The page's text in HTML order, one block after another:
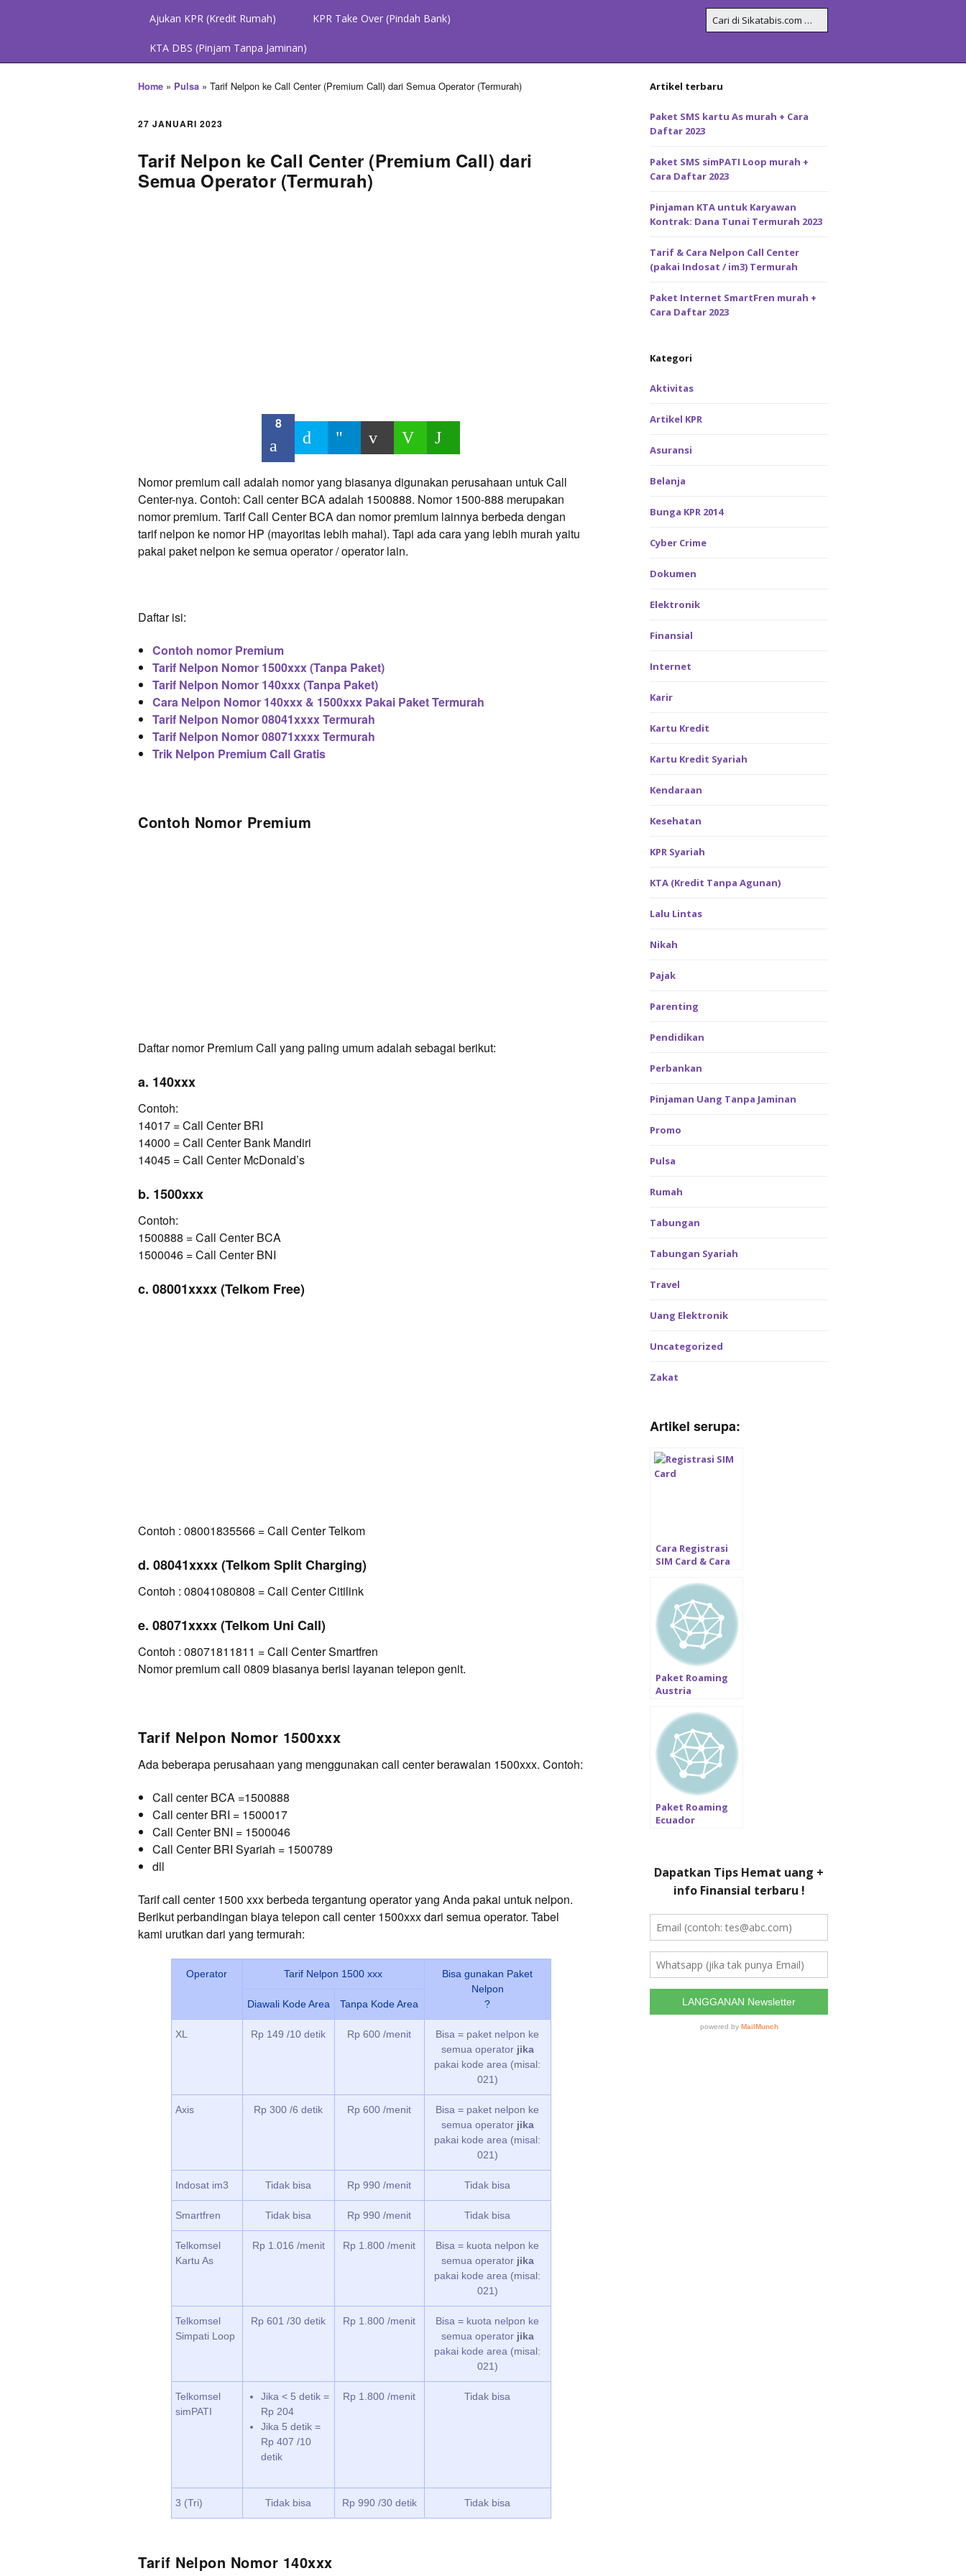
Ajukan KPR (Kredit Rumah) KPR Take Over (Pindah Bank)
KTA DBS (Pinjam Tanpa Jaminan)
Home » Pulsa » Tarif Nelpon ke Call Center (Premium Call) dari Semua Operator (Termurah)
27 JANUARI 2023
Tarif Nelpon ke Call Center (Premium Call) dari
Semua Operator (Termurah)
8
Nomor premium call adalah nomor yang biasanya digunakan perusahaan untuk Call
Center-nya. Contoh: Call center BCA adalah 1500888. Nomor 1500-888 merupakan
nomor premium. Tarif Call Center BCA dan nomor premium lainnya berbeda dengan
tarif nelpon ke nomor HP (mayoritas lebih mahal). Tapi ada cara yang lebih murah yaitu
pakai paket nelpon ke semua operator / operator lain.
Daftar isi:
Contoh nomor Premium
Tarif Nelpon Nomor 1500xxx (Tanpa Paket)
Tarif Nelpon Nomor 140xxx (Tanpa Paket)
Cara Nelpon Nomor 140xxx & 1500xxx Pakai Paket Termurah
Tarif Nelpon Nomor 08041xxxx Termurah
Tarif Nelpon Nomor 08071xxxx Termurah
Trik Nelpon Premium Call Gratis
Contoh Nomor Premium
Daftar nomor Premium Call yang paling umum adalah sebagai berikut:
a. 140xxx
Contoh:
14017 = Call Center BRI
14000 = Call Center Bank Mandiri
14045 = Call Center McDonald’s
b. 1500xxx
Contoh:
1500888 = Call Center BCA
1500046 = Call Center BNI
c. 08001xxxx (Telkom Free)
Contoh : 08001835566 = Call Center Telkom
d. 08041xxxx (Telkom Split Charging)
Contoh : 08041080808 = Call Center Citilink
e. 08071xxxx (Telkom Uni Call)
Contoh : 08071811811 = Call Center Smartfren
Nomor premium call 0809 biasanya berisi layanan telepon genit.
Tarif Nelpon Nomor 1500xxx
Ada beberapa perusahaan yang menggunakan call center berawalan 1500xxx. Contoh:
Call center BCA =1500888
Call center BRI = 1500017
Call Center BNI = 1500046
Call Center BRI Syariah = 1500789
dll
Tarif call center 1500 xxx berbeda tergantung operator yang Anda pakai untuk nelpon.
Berikut perbandingan biaya telepon call center 1500xxx dari semua operator. Tabel
kami urutkan dari yang termurah:
Operator Tarif Nelpon 1500 xxx
Bisa gunakan Paket
Nelpon
?
Diawali Kode Area Tanpa Kode Area
XL Rp 149 /10 detik Rp 600 /menit
Bisa = paket nelpon ke
semua operator jika
pakai kode area (misal:
021)
Axis Rp 300 /6 detik Rp 600 /menit
Bisa = paket nelpon ke
semua operator jika
pakai kode area (misal:
021)
Indosat im3 Tidak bisa Rp 990 /menit Tidak bisa
Smartfren Tidak bisa Rp 990 /menit Tidak bisa
Telkomsel
Kartu As
Rp 1.016 /menit Rp 1.800 /menit
Bisa = kuota nelpon ke
semua operator jika
pakai kode area (misal:
021)
Telkomsel
Simpati Loop
Rp 601 /30 detik Rp 1.800 /menit
Bisa = kuota nelpon ke
semua operator jika
pakai kode area (misal:
021)
Telkomsel
simPATI
Jika < 5 detik =
Rp 204
Jika 5 detik =
Rp 407 /10
detik
Rp 1.800 /menit Tidak bisa
3 (Tri) Tidak bisa Rp 990 /30 detik Tidak bisa
Tarif Nelpon Nomor 140xxx
Artikel terbaru
Paket SMS kartu As murah + Cara
Daftar 2023
Paket SMS simPATI Loop murah +
Cara Daftar 2023
Pinjaman KTA untuk Karyawan
Kontrak: Dana Tunai Termurah 2023
Tarif & Cara Nelpon Call Center
(pakai Indosat / im3) Termurah
Paket Internet SmartFren murah +
Cara Daftar 2023
Kategori
Aktivitas
Artikel KPR
Asuransi
Belanja
Bunga KPR 2014
Cyber Crime
Dokumen
Elektronik
Finansial
Internet
Karir
Kartu Kredit
Kartu Kredit Syariah
Kendaraan
Kesehatan
KPR Syariah
KTA (Kredit Tanpa Agunan)
Lalu Lintas
Nikah
Pajak
Parenting
Pendidikan
Perbankan
Pinjaman Uang Tanpa Jaminan
Promo
Pulsa
Rumah
Tabungan
Tabungan Syariah
Travel
Uang Elektronik
Uncategorized
Zakat
Artikel serupa:
Cara Registrasi
SIM Card & Cara
Paket Roaming
Austria
Telkomsel, XL, 3,
Indosat
Paket Roaming
Ecuador